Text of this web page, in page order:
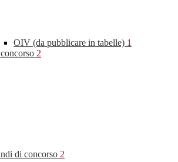
OIV (da pubblicare in tabelle) 1
2
di concorso 2